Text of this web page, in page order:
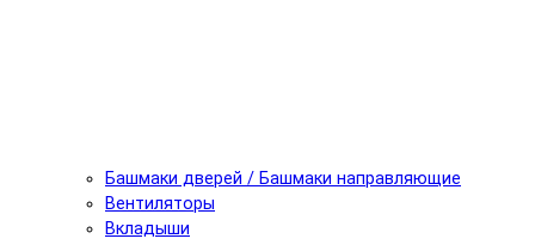
Башмаки дверей / Башмаки направляющие
Вентиляторы
Вкладыши